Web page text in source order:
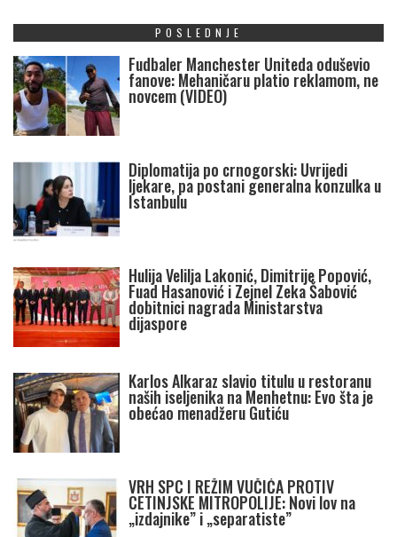
POSLEDNJE
Fudbaler Manchester Uniteda oduševio
fanove: Mehaničaru platio reklamom, ne
novcem (VIDEO)
Diplomatija po crnogorski: Uvrijedi
ljekare, pa postani generalna konzulka u
Istanbulu
Hulija Velilja Lakonić, Dimitrije Popović,
Fuad Hasanović i Zejnel Zeka Šabović
dobitnici nagrada Ministarstva
dijaspore
Karlos Alkaraz slavio titulu u restoranu
naših iseljenika na Menhetnu: Evo šta je
obećao menadžeru Gutiću
VRH SPC I REŽIM VUČIĆA PROTIV
CETINJSKE MITROPOLIJE: Novi lov na
„izdajnike” i „separatiste”